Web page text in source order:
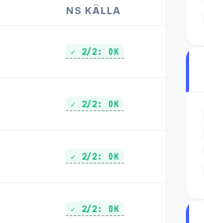
NS KÄLLA
✓ 2/2: OK
✓ 2/2: OK
✓ 2/2: OK
✓ 2/2: OK